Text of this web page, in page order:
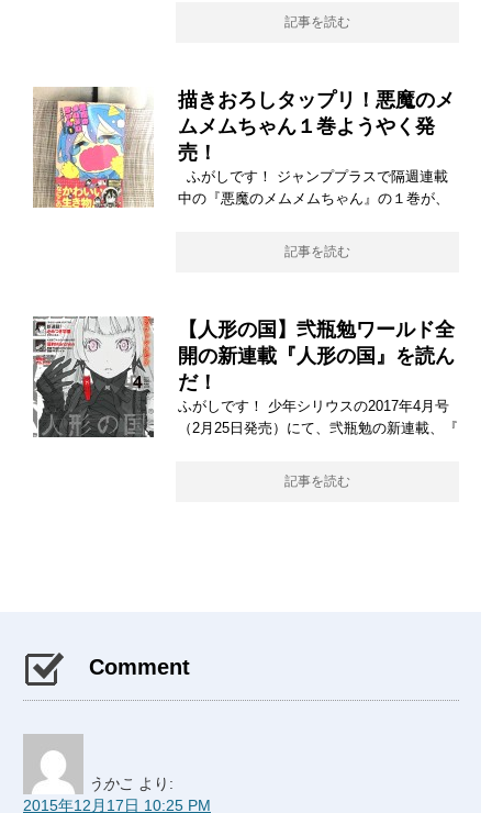
記事を読む
描きおろしタップリ！悪魔のメ
ムメムちゃん１巻ようやく発
売！
ふがしです！ ジャンププラスで隔週連載
中の『悪魔のメムメムちゃん』の１巻が、
記事を読む
【人形の国】弐瓶勉ワールド全
開の新連載『人形の国』を読ん
だ！
ふがしです！ 少年シリウスの2017年4月号
（2月25日発売）にて、弐瓶勉の新連載、『
記事を読む
Comment
うかこ より:
2015年12月17日 10:25 PM